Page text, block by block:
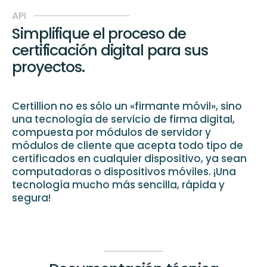
API
Simplifique el proceso de
certificación digital para sus
proyectos.
Certillion no es sólo un «firmante móvil», sino
una tecnología de servicio de firma digital,
compuesta por módulos de servidor y
módulos de cliente que acepta todo tipo de
certificados en cualquier dispositivo, ya sean
computadoras o dispositivos móviles. ¡Una
tecnología mucho más sencilla, rápida y
segura!